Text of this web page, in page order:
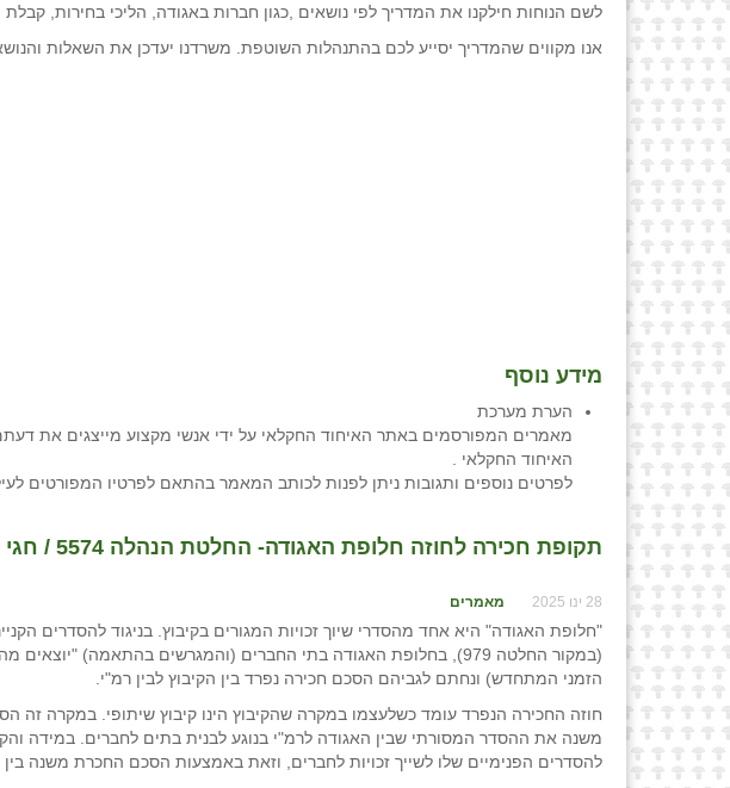
לשם הנוחות חילקנו את המדריך לפי נושאים ,כגון חברות באגודה, הליכי בחירות,
אנו מקווים שהמדריך יסייע לכם בהתנהלות השוטפת. משרדנו יעדכן את השאלות
מידע נוסף
הערת מערכת
מאמרים המפורסמים באתר האיחוד החקלאי על ידי אנשי מקצוע מייצגים את
האיחוד החקלאי .
לפרטים נוספים ותגובות ניתן לפנות לכותב המאמר בהתאם לפרטיו המפורטים
תקופת חכירה לחוזה חלופת האגודה- החלטת הנהלה 5574 / חגי שבתאי, עו״ד ו- ענבל זוסמן, עו״ד
28 ינו 2025 מאמרים
(במקור החלטה 979), בחלופת האגודה בתי החברים (והמגרשים בהתאמה)
הזמני המתחדש) ונחתם לגביהם הסכם חכירה נפרד בין הקיבוץ לבין רמ"י.
חוזה החכירה הנפרד עומד כשלעצמו במקרה שהקיבוץ הינו קיבוץ שיתופי. במקרה זה
משנה את ההסדר המסורתי שבין האגודה לרמ"י בנוגע לבנית בתים לחברים. במידה
להסדרים הפנימיים שלו לשייך זכויות לחברים, וזאת באמצעות הסכם החכרת משנה בין